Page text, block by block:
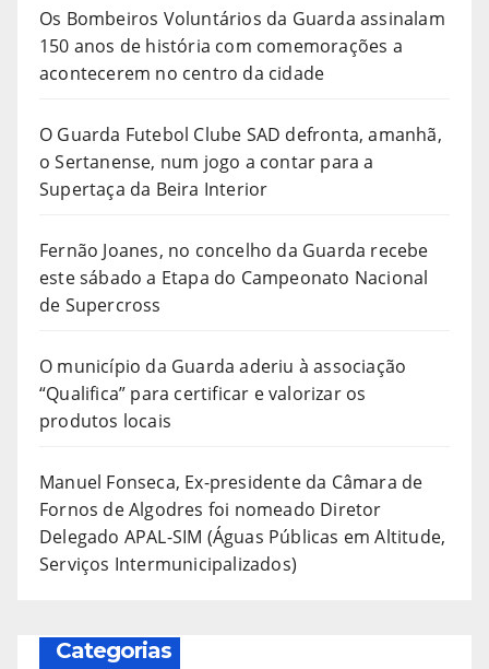
Os Bombeiros Voluntários da Guarda assinalam
150 anos de história com comemorações a
acontecerem no centro da cidade
O Guarda Futebol Clube SAD defronta, amanhã,
o Sertanense, num jogo a contar para a
Supertaça da Beira Interior
Fernão Joanes, no concelho da Guarda recebe
este sábado a Etapa do Campeonato Nacional
de Supercross
O município da Guarda aderiu à associação
“Qualifica” para certificar e valorizar os
produtos locais
Manuel Fonseca, Ex-presidente da Câmara de
Fornos de Algodres foi nomeado Diretor
Delegado APAL-SIM (Águas Públicas em Altitude,
Serviços Intermunicipalizados)
Categorias